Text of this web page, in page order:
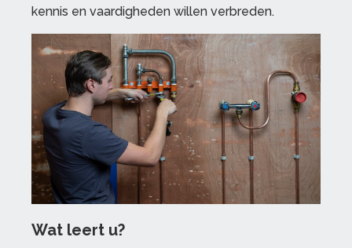
kennis en vaardigheden willen verbreden.
Wat leert u?